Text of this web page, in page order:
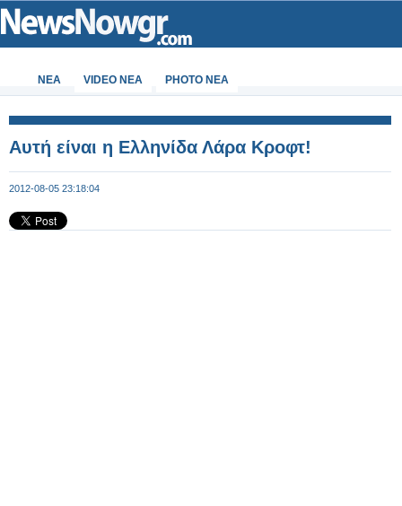
ΝΕΑ VIDEO NEA PHOTO NEA
Αυτή είναι η Ελληνίδα Λάρα Κροφτ!
2012-08-05 23:18:04